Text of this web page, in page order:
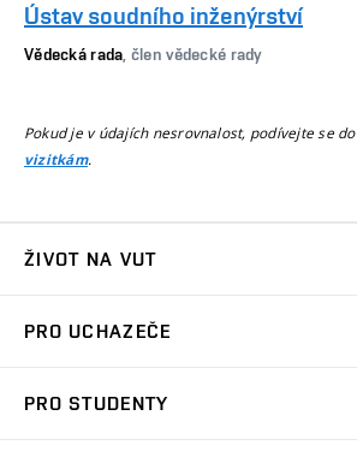
Ústav soudního inženýrství
Vědecká rada, člen vědecké rady
Pokud je v údajích nesrovnalost, podívejte se do
vizitkám.
ŽIVOT NA VUT
Koleje
PRO UCHAZEČE
PRO STUDENTY